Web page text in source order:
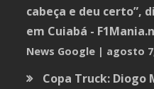
cabeça e deu certo”,
em Cuiabá -
News Google agosto
Copa Truck: Diogo